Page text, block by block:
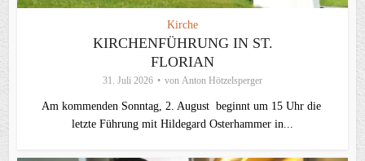
Kirche
KIRCHENFÜHRUNG IN ST.
FLORIAN
31. Juli 2026 von Anton Hötzelsperger
Am kommenden Sonntag, 2. August beginnt um 15 Uhr die
letzte Führung mit Hildegard Osterhammer in...